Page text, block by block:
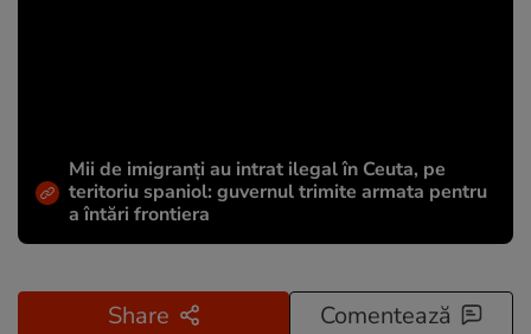
Mii de imigranți au intrat ilegal în Ceuta, pe
teritoriu spaniol: guvernul trimite armata pentru
a întări frontiera
Share Comentează